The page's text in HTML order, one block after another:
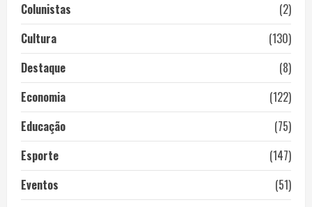
Colunistas
(2)
Cultura
(130)
Destaque
(8)
Economia
(122)
Educação
(75)
Esporte
(147)
Eventos
(51)